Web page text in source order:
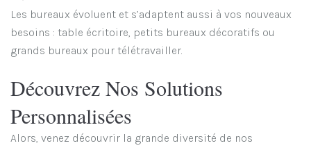
Les bureaux évoluent et s’adaptent aussi à vos nouveaux
besoins : table écritoire, petits bureaux décoratifs ou
grands bureaux pour télétravailler.
Découvrez Nos Solutions
Personnalisées
Alors, venez découvrir la grande diversité de nos